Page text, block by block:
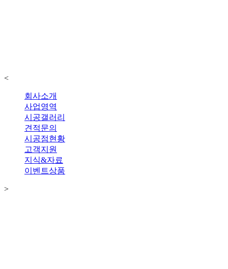
<
회사소개
사업영역
시공갤러리
견적문의
시공점현황
고객지원
지식&자료
이벤트상품
>